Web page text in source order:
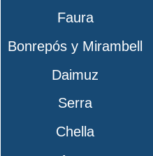
Faura
Bonrepós y Mirambell
Daimuz
Serra
Chella